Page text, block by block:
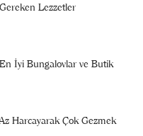
Lezzetler
En İyi Bungalovlar ve Butik
Harcayarak Çok Gezmek